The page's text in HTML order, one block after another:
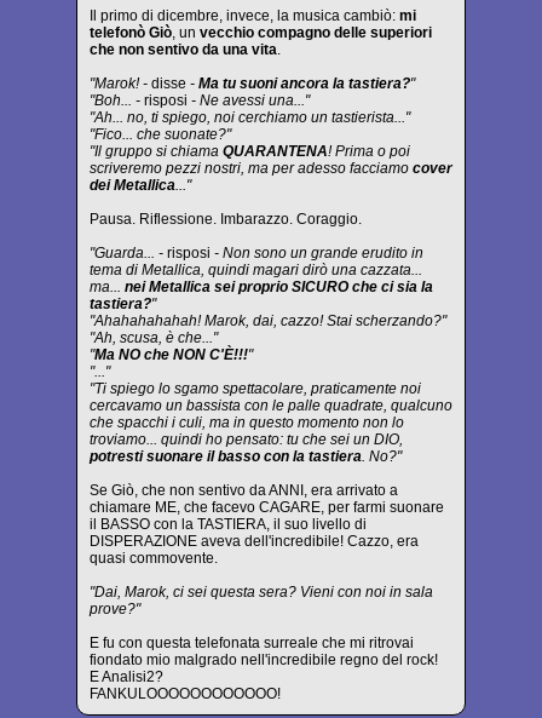
Il primo di dicembre, invece, la musica cambiò: mi
telefonò Giò, un vecchio compagno delle superiori
che non sentivo da una vita.
"Marok! - disse - Ma tu suoni ancora la tastiera?"
"Boh... - risposi - Ne avessi una..."
"Ah... no, ti spiego, noi cerchiamo un tastierista..."
"Fico... che suonate?"
"Il gruppo si chiama QUARANTENA! Prima o poi
scriveremo pezzi nostri, ma per adesso facciamo cover
dei Metallica..."
Pausa. Riflessione. Imbarazzo. Coraggio.
"Guarda... - risposi - Non sono un grande erudito in
tema di Metallica, quindi magari dirò una cazzata...
ma... nei Metallica sei proprio SICURO che ci sia la
tastiera?"
"Ahahahahahah! Marok, dai, cazzo! Stai scherzando?"
"Ah, scusa, è che..."
"Ma NO che NON C'È!!!"
"..."
"Ti spiego lo sgamo spettacolare, praticamente noi
cercavamo un bassista con le palle quadrate, qualcuno
che spacchi i culi, ma in questo momento non lo
troviamo... quindi ho pensato: tu che sei un DIO,
potresti suonare il basso con la tastiera. No?"
Se Giò, che non sentivo da ANNI, era arrivato a
chiamare ME, che facevo CAGARE, per farmi suonare
il BASSO con la TASTIERA, il suo livello di
DISPERAZIONE aveva dell'incredibile! Cazzo, era
quasi commovente.
"Dai, Marok, ci sei questa sera? Vieni con noi in sala
prove?"
E fu con questa telefonata surreale che mi ritrovai
fiondato mio malgrado nell'incredibile regno del rock!
E Analisi2?
FANKULOOOOOOOOOOOO!